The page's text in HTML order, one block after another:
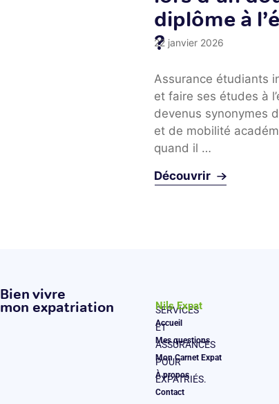
diplôme à
?
22 janvier 2026
Assurance étudiants
et faire ses études à
devenus synonymes
et de mobilité
quand il …
Découvrir
Bien vivre
mon expatriation
SERVICES
ET
ASSURANCES
POUR
EXPATRIÉS.
Nils Expat
Accueil
Mes questions
Mon Carnet Expat
À propos
Contact